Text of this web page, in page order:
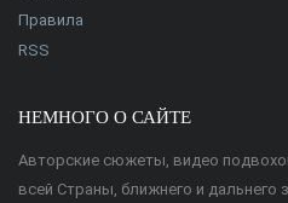
Правила
RSS
НЕМНОГО О САЙТЕ
Авторские сюжеты, видео
всей Страны, ближнего и дальнего